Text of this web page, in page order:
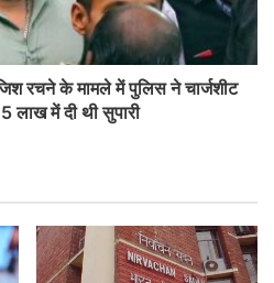
रचने के मामले में पुलिस ने चार्जशीट
लाख में दी थी सुपारी